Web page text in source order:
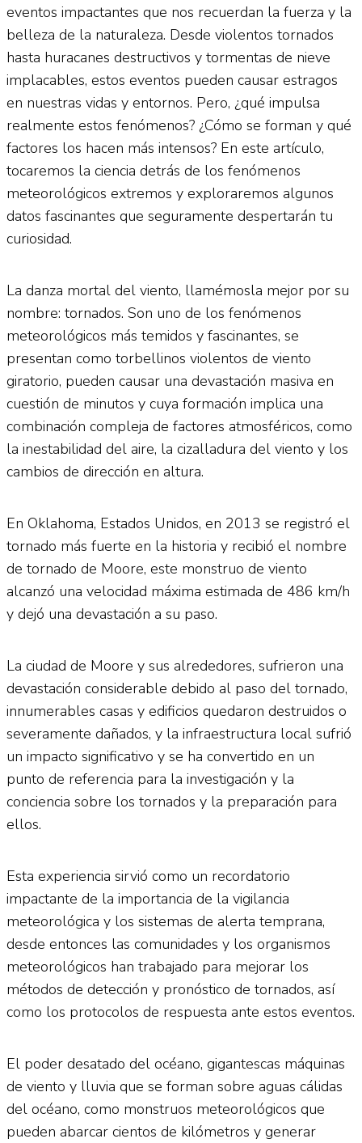
eventos impactantes que nos recuerdan la fuerza y la
belleza de la naturaleza. Desde violentos tornados
hasta huracanes destructivos y tormentas de nieve
implacables, estos eventos pueden causar estragos
en nuestras vidas y entornos. Pero, ¿qué impulsa
realmente estos fenómenos? ¿Cómo se forman y qué
factores los hacen más intensos? En este artículo,
tocaremos la ciencia detrás de los fenómenos
meteorológicos extremos y exploraremos algunos
datos fascinantes que seguramente despertarán tu
curiosidad.
La danza mortal del viento, llamémosla mejor por su
nombre: tornados. Son uno de los fenómenos
meteorológicos más temidos y fascinantes, se
presentan como torbellinos violentos de viento
giratorio, pueden causar una devastación masiva en
cuestión de minutos y cuya formación implica una
combinación compleja de factores atmosféricos, como
la inestabilidad del aire, la cizalladura del viento y los
cambios de dirección en altura.
En Oklahoma, Estados Unidos, en 2013 se registró el
tornado más fuerte en la historia y recibió el nombre
de tornado de Moore, este monstruo de viento
alcanzó una velocidad máxima estimada de 486 km/h
y dejó una devastación a su paso.
La ciudad de Moore y sus alrededores, sufrieron una
devastación considerable debido al paso del tornado,
innumerables casas y edificios quedaron destruidos o
severamente dañados, y la infraestructura local sufrió
un impacto significativo y se ha convertido en un
punto de referencia para la investigación y la
conciencia sobre los tornados y la preparación para
ellos.
Esta experiencia sirvió como un recordatorio
impactante de la importancia de la vigilancia
meteorológica y los sistemas de alerta temprana,
desde entonces las comunidades y los organismos
meteorológicos han trabajado para mejorar los
métodos de detección y pronóstico de tornados, así
como los protocolos de respuesta ante estos eventos.
El poder desatado del océano, gigantescas máquinas
de viento y lluvia que se forman sobre aguas cálidas
del océano, como monstruos meteorológicos que
pueden abarcar cientos de kilómetros y generar